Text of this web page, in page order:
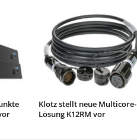
Klotz stellt neue Multicore-
Lösung K12RM vor